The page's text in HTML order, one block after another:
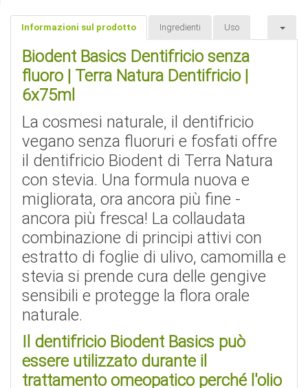
Informazioni sul prodotto Ingredienti Uso
Biodent Basics Dentifricio senza
fluoro | Terra Natura Dentifricio |
6x75ml
La cosmesi naturale, il dentifricio
vegano senza fluoruri e fosfati offre
il dentifricio Biodent di Terra Natura
con stevia. Una formula nuova e
migliorata, ora ancora più fine -
ancora più fresca! La collaudata
combinazione di principi attivi con
estratto di foglie di ulivo, camomilla e
stevia si prende cura delle gengive
sensibili e protegge la flora orale
naturale.
Il dentifricio Biodent Basics può
essere utilizzato durante il
trattamento omeopatico perché l'olio